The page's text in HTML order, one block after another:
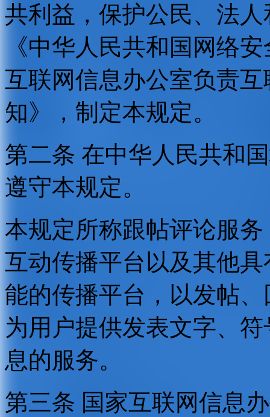
共利益，保护公民、法
《中华人民共和国网络
互联网信息办公室负责
知》，制定本规定。
第二条 在中华人民共和
遵守本规定。
本规定所称跟帖评论服
互动传播平台以及其他
能的传播平台，以发帖
为用户提供发表文字、
息的服务。
第三条 国家互联网信息